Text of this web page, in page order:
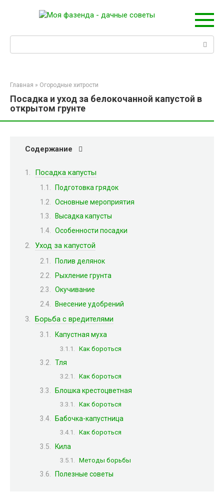
Главная » Огородные хитрости
Посадка и уход за белокочанной капустой в
открытом грунте
Содержание
Посадка капусты
Подготовка грядок
Основные мероприятия
Высадка капусты
Особенности посадки
Уход за капустой
Полив делянок
Рыхление грунта
Окучивание
Внесение удобрений
Борьба с вредителями
Капустная муха
Как бороться
Тля
Как бороться
Блошка крестоцветная
Как бороться
Бабочка-капустница
Как бороться
Кила
Методы борьбы
Полезные советы